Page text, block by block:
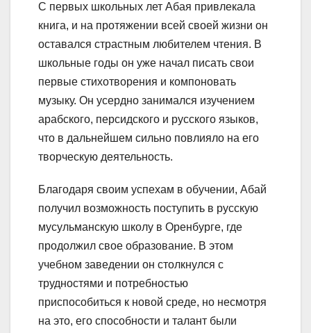
С первых школьных лет Абая привлекала
книга, и на протяжении всей своей жизни он
оставался страстным любителем чтения. В
школьные годы он уже начал писать свои
первые стихотворения и компоновать
музыку. Он усердно занимался изучением
арабского, персидского и русского языков,
что в дальнейшем сильно повлияло на его
творческую деятельность.
Благодаря своим успехам в обучении, Абай
получил возможность поступить в русскую
мусульманскую школу в Оренбурге, где
продолжил свое образование. В этом
учебном заведении он столкнулся с
трудностями и потребностью
приспособиться к новой среде, но несмотря
на это, его способности и талант были